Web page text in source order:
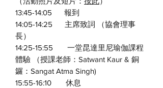
13:45-14:05 報到
14:05-14:25 主席致詞 （協會理事
長）
14:25-15:55 一堂昆達里尼瑜伽課程
體驗 （授課老師：Satwant Kaur & 銅
鑼：Sangat Atma Singh)
15:55-16:10 休息